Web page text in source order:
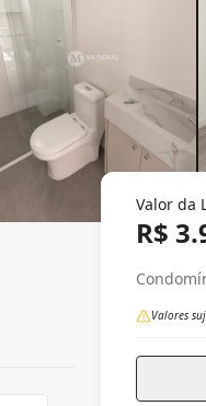
Valor da
R$
Valores